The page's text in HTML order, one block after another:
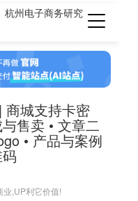
杭州电子商务研究
商城支持卡密
与售卖 • 文章二
• 产品与案例
业,UP利它价值!